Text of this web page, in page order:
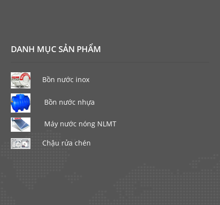
DANH MỤC SẢN PHẨM
Bồn nước inox
Bồn nước nhựa
Máy nước nóng NLMT
Chậu rửa chén